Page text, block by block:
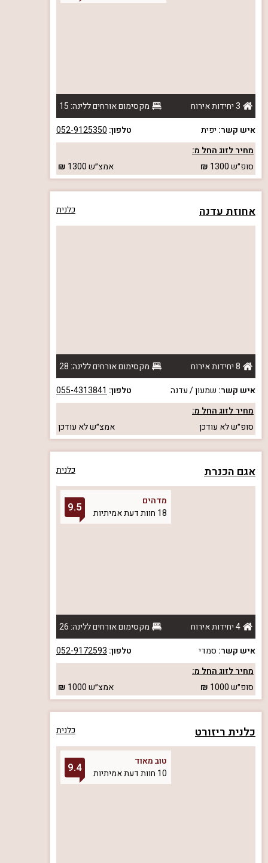
3 יחידות אירוח
מקסימום אורחים ללינה: 15
איש קשר: יפית טלפון: 052-9125350
מחיר לזוג החל מ:
סופ״ש1300 אמצ״ש1300
אחוזת עדנה כלנית
8 יחידות אירוח
מקסימום אורחים ללינה: 28
איש קשר: שמעון / עדנה טלפון: 055-4313841
מחיר לזוג החל מ:
סופ״שלא עודכן אמצ״שלא עודכן
אגם הכנרת כלנית
מדהים
18 חוות דעת אמיתיות
9.5
4 יחידות אירוח
מקסימום אורחים ללינה: 26
איש קשר: סמדי טלפון: 052-9172593
מחיר לזוג החל מ:
סופ״ש1000 אמצ״ש1000
כלנית ריזורט כלנית
טוב מאוד
10 חוות דעת אמיתיות
9.4